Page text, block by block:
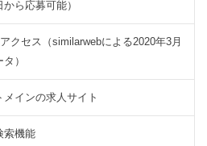
ら応募可能）
クセス（similarwebによる2020年3月
）
メインの求人サイト
索機能